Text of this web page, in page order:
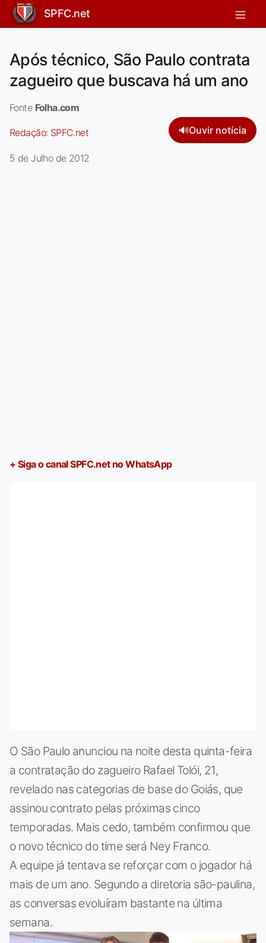
SPFC.net
Após técnico, São Paulo contrata
zagueiro que buscava há um ano
Fonte Folha.com
Redação: SPFC.net 🔊Ouvir notícia
5 de Julho de 2012
+ Siga o canal SPFC.net no WhatsApp
O São Paulo anunciou na noite desta quinta-feira
a contratação do zagueiro Rafael Tolói, 21,
revelado nas categorias de base do Goiás, que
assinou contrato pelas próximas cinco
temporadas. Mais cedo, também confirmou que
o novo técnico do time será Ney Franco.
A equipe já tentava se reforçar com o jogador há
mais de um ano. Segundo a diretoria são-paulina,
as conversas evoluíram bastante na última
semana.